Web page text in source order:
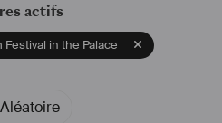
actifs
Festival in the Palace
Aléatoire